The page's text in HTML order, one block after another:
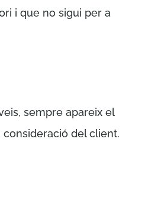
i que no sigui per a
sempre apareix el
consideració del client.